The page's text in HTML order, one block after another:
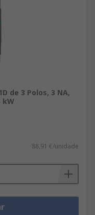
de 3 Polos, 3 NA,
kW
88,91 €/unidade